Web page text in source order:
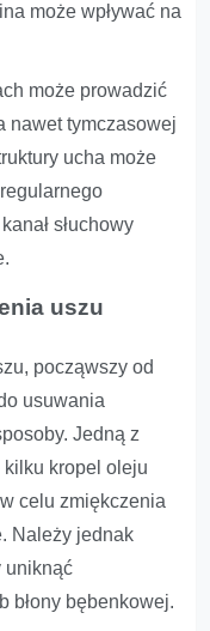
może wpływać na
może prowadzić
nawet tymczasowej
ucha może
słuchowy
uszu
począwszy od
usuwania
Jedną z
kropel oleju
celu zmiękczenia
Należy jednak
uniknąć
błony bębenkowej.